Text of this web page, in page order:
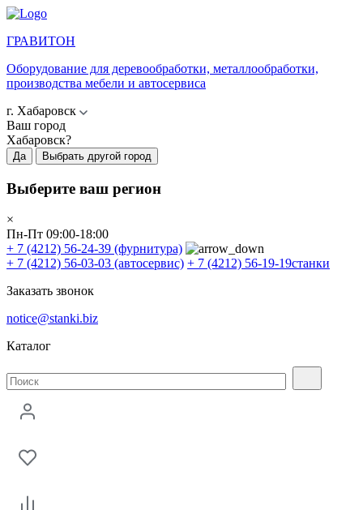
ГРАВИТОН
Оборудование для деревообработки, металлообработки,
производства мебели и автосервиса
г. Хабаровск
Ваш город
Хабаровск?
Да Выбрать другой город
Выберите ваш регион
×
Пн-Пт 09:00-18:00
+ 7 (4212) 56-24-39 (фурнитура)
+ 7 (4212) 56-03-03 (автосервис) + 7 (4212) 56-19-19станки
Заказать звонок
notice@stanki.biz
Каталог